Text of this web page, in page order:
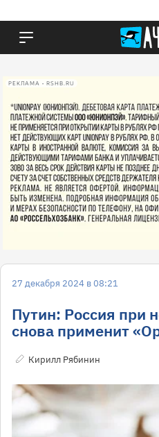
РЕКЛАМА • RSHB.RU
27 декабря 2024 в 08:21
Путин: Россия при
снова применит
Кирилл Рябинин